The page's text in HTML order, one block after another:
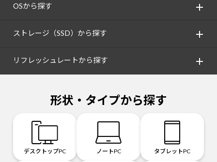
OSから探す
ストレージ（SSD）から探す
リフレッシュレートから探す
形状・タイプから探す
デスクトップPC ノートPC タブレットPC